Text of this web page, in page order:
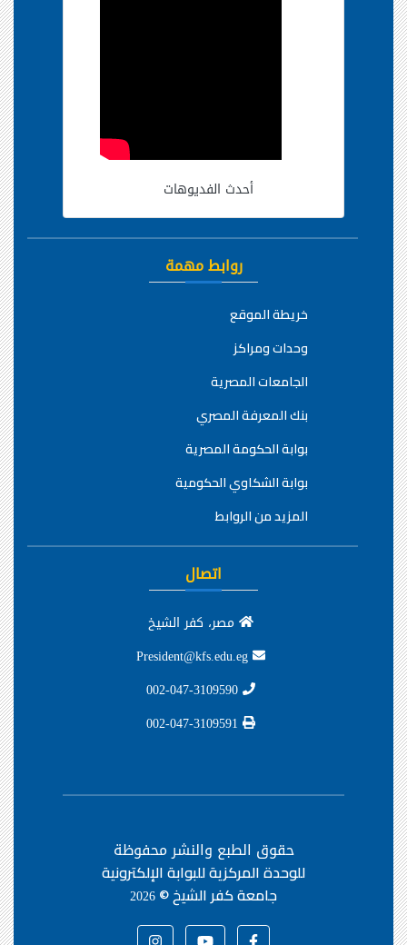
أحدث الفديوهات
روابط مهمة
خريطة الموقع
وحدات ومراكز
الجامعات المصرية
بنك المعرفة المصري
بوابة الحكومة المصرية
بوابة الشكاوي الحكومية
المزيد من الروابط
اتصال
مصر، كفر الشيخ
حقوق الطبع والنشر محفوظة
للوحدة المركزية للبوابة الإلكترونية
جامعة كفر الشيخ ©2026